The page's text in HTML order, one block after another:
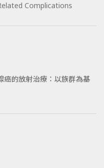
Complications
癌的放射治療：以族群為基